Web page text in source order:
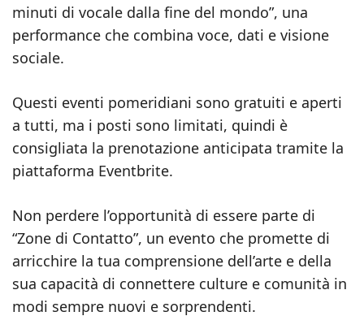
minuti di vocale dalla fine del mondo”, una
performance che combina voce, dati e visione
sociale.
Questi eventi pomeridiani sono gratuiti e aperti
a tutti, ma i posti sono limitati, quindi è
consigliata la prenotazione anticipata tramite la
piattaforma Eventbrite.
Non perdere l’opportunità di essere parte di
“Zone di Contatto”, un evento che promette di
arricchire la tua comprensione dell’arte e della
sua capacità di connettere culture e comunità in
modi sempre nuovi e sorprendenti.